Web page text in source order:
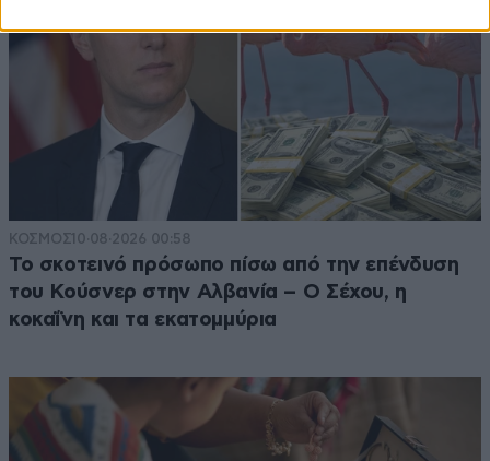
ΚΟΣΜΟΣ10·08·2026 00:58
Το σκοτεινό πρόσωπο πίσω από την επένδυση
του Κούσνερ στην Αλβανία – Ο Σέχου, η
κοκαΐνη και τα εκατομμύρια